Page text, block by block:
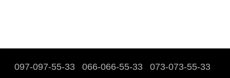
097-097-55-33 066-066-55-33 073-073-55-33